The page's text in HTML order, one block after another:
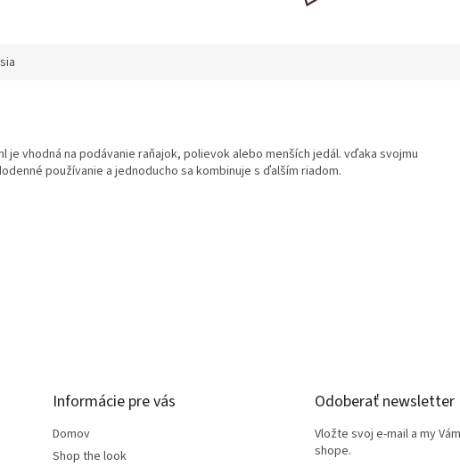
je vhodná na podávanie raňajok, polievok alebo menších jedál. vďaka svojmu
používanie a jednoducho sa kombinuje s ďalším riadom.
Informácie pre vás
Domov
Shop the look
Odoberať newsletter
Vložte svoj e-mail a my
shope.